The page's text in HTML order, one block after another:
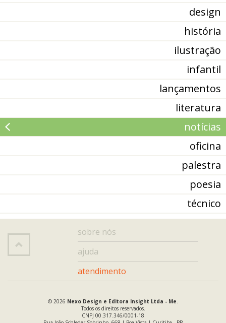
design
história
ilustração
infantil
lançamentos
literatura
notícias
oficina
palestra
poesia
técnico
sobre nós
ajuda
atendimento
© 2026 Nexo Design e Editora Insight Ltda - Me.
Todos os direitos reservados.
CNPJ 00.317.346/0001-18